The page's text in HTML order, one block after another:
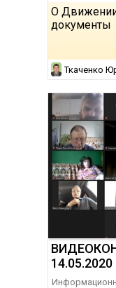
О
документы
Ткаченко
14.05.2020